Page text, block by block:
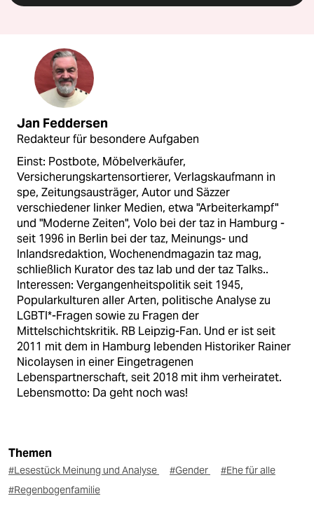
Jan Feddersen
Redakteur für besondere Aufgaben
Einst: Postbote, Möbelverkäufer,
Versicherungskartensortierer, Verlagskaufmann in
spe, Zeitungsausträger, Autor und Säzzer
verschiedener linker Medien, etwa "Arbeiterkampf"
und "Moderne Zeiten", Volo bei der taz in Hamburg -
seit 1996 in Berlin bei der taz, Meinungs- und
Inlandsredaktion, Wochenendmagazin taz mag,
schließlich Kurator des taz lab und der taz Talks..
Interessen: Vergangenheitspolitik seit 1945,
Popularkulturen aller Arten, politische Analyse zu
LGBTI*-Fragen sowie zu Fragen der
Mittelschichtskritik. RB Leipzig-Fan. Und er ist seit
2011 mit dem in Hamburg lebenden Historiker Rainer
Nicolaysen in einer Eingetragenen
Lebenspartnerschaft, seit 2018 mit ihm verheiratet.
Lebensmotto: Da geht noch was!
Themen
#Lesestück Meinung und Analyse #Gender
#Ehe für alle
#Regenbogenfamilie